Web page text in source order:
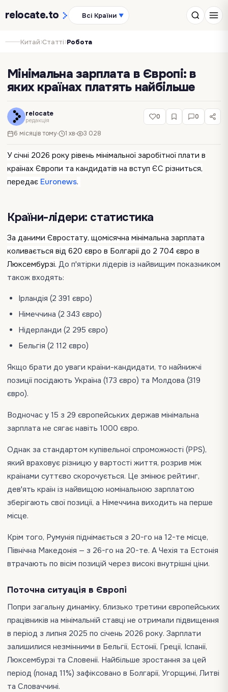
relocate.to Всі Країни ▼
Китай›Статті›Робота
Мінімальна зарплата в Європі: в
яких країнах платять найбільше
relocate
редакція
6 місяців тому 1 хв 3 028
0 0
У січні 2026 року рівень мінімальної заробітної плати в
країнах Європи та кандидатів на вступ ЄС різниться,
передає Euronews.
Країни-лідери: статистика
За даними Євростату, щомісячна мінімальна зарплата
коливається від 620 євро в Болгарії до 2 704 євро в
Люксембурзі. До п'ятірки лідерів із найвищим показником
також входять:
Ірландія (2 391 євро)
Німеччина (2 343 євро)
Нідерланди (2 295 євро)
Бельгія (2 112 євро)
Якщо брати до уваги країни-кандидати, то найнижчі
позиції посідають Україна (173 євро) та Молдова (319
євро).
Водночас у 15 з 29 європейських держав мінімальна
зарплата не сягає навіть 1000 євро.
Однак за стандартом купівельної спроможності (PPS),
який враховує різницю у вартості життя, розрив між
країнами суттєво скорочується. Це змінює рейтинг,
дев'ять країн із найвищою номінальною зарплатою
зберігають свої позиції, а Німеччина виходить на перше
місце.
Крім того, Румунія піднімається з 20-го на 12-те місце,
Північна Македонія — з 26-го на 20-те. А Чехія та Естонія
втрачають по вісім позицій через високі внутрішні ціни.
Поточна ситуація в Європі
Попри загальну динаміку, близько третини європейських
працівників на мінімальній ставці не отримали підвищення
в період з липня 2025 по січень 2026 року. Зарплати
залишилися незмінними в Бельгії, Естонії, Греції, Іспанії,
Люксембурзі та Словенії. Найбільше зростання за цей
період (понад 11%) зафіксовано в Болгарії, Угорщині, Литві
та Словаччині.